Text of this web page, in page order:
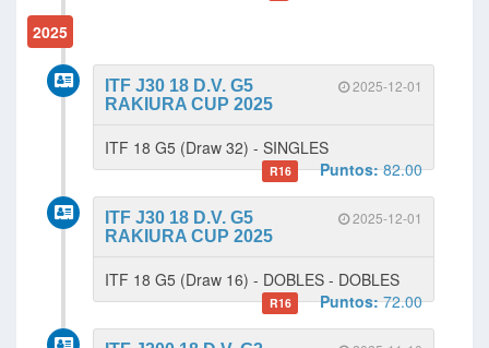
2025
2025-12-01
ITF J30 18 D.V. G5
RAKIURA CUP 2025
ITF 18 G5 (Draw 32) - SINGLES
R16 Puntos:82.00
2025-12-01
ITF J30 18 D.V. G5
RAKIURA CUP 2025
ITF 18 G5 (Draw 16) - DOBLES - DOBLES
R16 Puntos:72.00